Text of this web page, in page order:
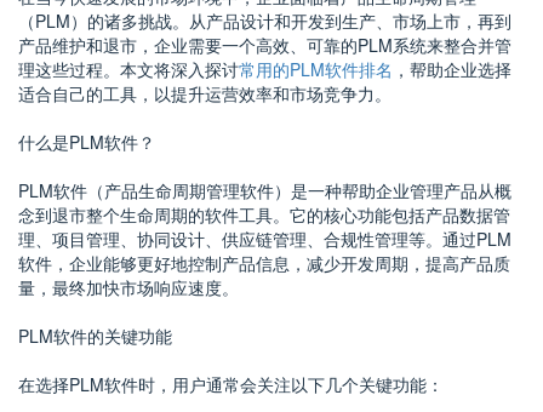
（PLM）的诸多挑战。从产品设计和开发到生产、市场上市，再到
产品维护和退市，企业需要一个高效、可靠的PLM系统来整合并管
理这些过程。本文将深入探讨常用的PLM软件排名 ，帮助企业选择
适合自己的工具，以提升运营效率和市场竞争力。
什么是PLM软件？
PLM软件（产品生命周期管理软件）是一种帮助企业管理产品从概
念到退市整个生命周期的软件工具。它的核心功能包括产品数据管
理、项目管理、协同设计、供应链管理、合规性管理等。通过PLM
软件，企业能够更好地控制产品信息，减少开发周期，提高产品质
量，最终加快市场响应速度。
PLM软件的关键功能
在选择PLM软件时，用户通常会关注以下几个关键功能：